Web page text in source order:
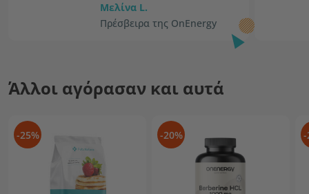
Μελίνα L.
Πρέσβειρα της OnEnergy
Άλλοι αγόρασαν και αυτά
-25% -20% -